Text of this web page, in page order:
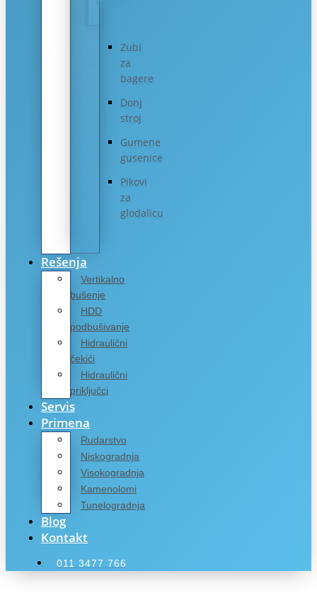
Zubi
za
bagere
Donj
stroj
Gumene
gusenice
Pikovi
za
glodalicu
Rešenja
Vertikalno
bušenje
HDD
podbušivanje
Hidraulični
čekići
Hidraulični
priključci
Servis
Primena
Rudarstvo
Niskogradnja
Visokogradnja
Kamenolomi
Tunelogradnja
Blog
Kontakt
011 3477 766